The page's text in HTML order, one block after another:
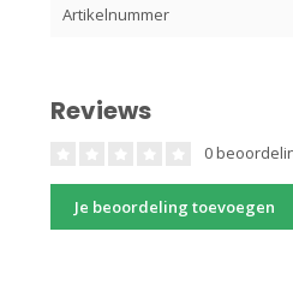
Artikelnummer
Reviews
0
Je beoordeling toevoegen